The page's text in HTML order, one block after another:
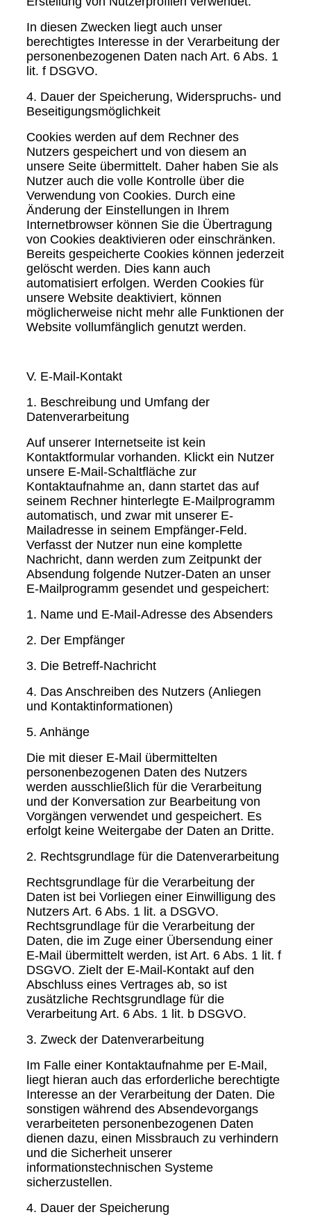
In diesen Zwecken liegt auch unser
berechtigtes Interesse in der Verarbeitung der
personenbezogenen Daten nach Art. 6 Abs. 1
lit. f DSGVO.
4. Dauer der Speicherung, Widerspruchs- und
Beseitigungsmöglichkeit
Cookies werden auf dem Rechner des
Nutzers gespeichert und von diesem an
unsere Seite übermittelt. Daher haben Sie als
Nutzer auch die volle Kontrolle über die
Verwendung von Cookies. Durch eine
Änderung der Einstellungen in Ihrem
Internetbrowser können Sie die Übertragung
von Cookies deaktivieren oder einschränken.
Bereits gespeicherte Cookies können jederzeit
gelöscht werden. Dies kann auch
automatisiert erfolgen. Werden Cookies für
unsere Website deaktiviert, können
möglicherweise nicht mehr alle Funktionen der
Website vollumfänglich genutzt werden.
V. E-Mail-Kontakt
1. Beschreibung und Umfang der
Datenverarbeitung
Auf unserer Internetseite ist kein
Kontaktformular vorhanden. Klickt ein Nutzer
unsere E-Mail-Schaltfläche zur
Kontaktaufnahme an, dann startet das auf
seinem Rechner hinterlegte E-Mailprogramm
automatisch, und zwar mit unserer E-
Mailadresse in seinem Empfänger-Feld.
Verfasst der Nutzer nun eine komplette
Nachricht, dann werden zum Zeitpunkt der
Absendung folgende Nutzer-Daten an unser
E-Mailprogramm gesendet und gespeichert:
1. Name und E-Mail-Adresse des Absenders
2. Der Empfänger
3. Die Betreff-Nachricht
4. Das Anschreiben des Nutzers (Anliegen
und Kontaktinformationen)
5. Anhänge
Die mit dieser E-Mail übermittelten
personenbezogenen Daten des Nutzers
werden ausschließlich für die Verarbeitung
und der Konversation zur Bearbeitung von
Vorgängen verwendet und gespeichert. Es
erfolgt keine Weitergabe der Daten an Dritte.
2. Rechtsgrundlage für die Datenverarbeitung
Rechtsgrundlage für die Verarbeitung der
Daten ist bei Vorliegen einer Einwilligung des
Nutzers Art. 6 Abs. 1 lit. a DSGVO.
Rechtsgrundlage für die Verarbeitung der
Daten, die im Zuge einer Übersendung einer
E-Mail übermittelt werden, ist Art. 6 Abs. 1 lit. f
DSGVO. Zielt der E-Mail-Kontakt auf den
Abschluss eines Vertrages ab, so ist
zusätzliche Rechtsgrundlage für die
Verarbeitung Art. 6 Abs. 1 lit. b DSGVO.
3. Zweck der Datenverarbeitung
Im Falle einer Kontaktaufnahme per E-Mail,
liegt hieran auch das erforderliche berechtigte
Interesse an der Verarbeitung der Daten. Die
sonstigen während des Absendevorgangs
verarbeiteten personenbezogenen Daten
dienen dazu, einen Missbrauch zu verhindern
und die Sicherheit unserer
informationstechnischen Systeme
sicherzustellen.
4. Dauer der Speicherung